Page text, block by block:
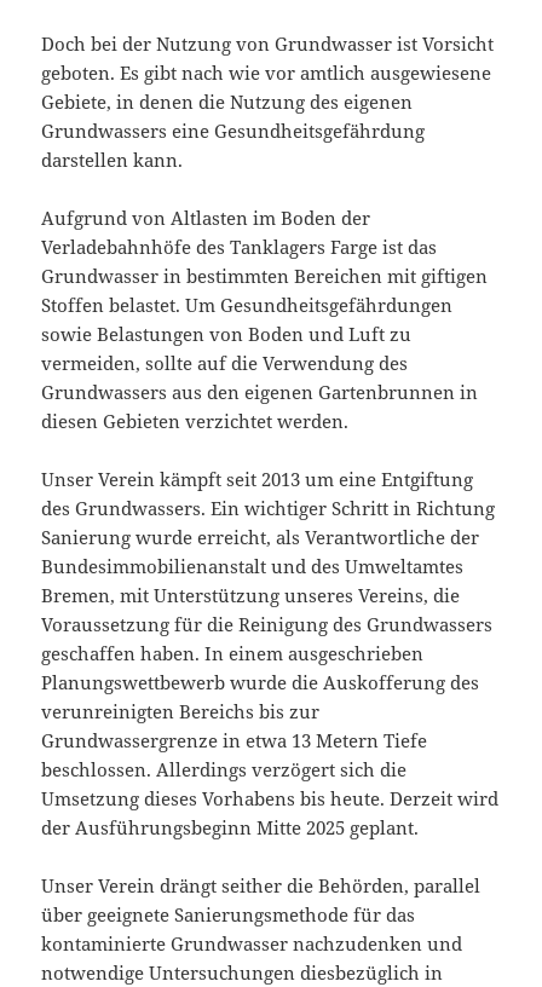
Doch bei der Nutzung von Grundwasser ist Vorsicht
geboten. Es gibt nach wie vor amtlich ausgewiesene
Gebiete, in denen die Nutzung des eigenen
Grundwassers eine Gesundheitsgefährdung
darstellen kann.
Aufgrund von Altlasten im Boden der
Verladebahnhöfe des Tanklagers Farge ist das
Grundwasser in bestimmten Bereichen mit giftigen
Stoffen belastet. Um Gesundheitsgefährdungen
sowie Belastungen von Boden und Luft zu
vermeiden, sollte auf die Verwendung des
Grundwassers aus den eigenen Gartenbrunnen in
diesen Gebieten verzichtet werden.
Unser Verein kämpft seit 2013 um eine Entgiftung
des Grundwassers. Ein wichtiger Schritt in Richtung
Sanierung wurde erreicht, als Verantwortliche der
Bundesimmobilienanstalt und des Umweltamtes
Bremen, mit Unterstützung unseres Vereins, die
Voraussetzung für die Reinigung des Grundwassers
geschaffen haben. In einem ausgeschrieben
Planungswettbewerb wurde die Auskofferung des
verunreinigten Bereichs bis zur
Grundwassergrenze in etwa 13 Metern Tiefe
beschlossen. Allerdings verzögert sich die
Umsetzung dieses Vorhabens bis heute. Derzeit wird
der Ausführungsbeginn Mitte 2025 geplant.
Unser Verein drängt seither die Behörden, parallel
über geeignete Sanierungsmethode für das
kontaminierte Grundwasser nachzudenken und
notwendige Untersuchungen diesbezüglich in